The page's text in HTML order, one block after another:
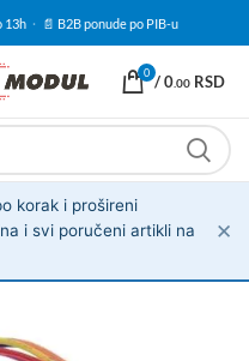
13h · 📄 B2B ponude po PIB-u
0 /0.00 RSD
korak i prošireni
i svi poručeni artikli na
✕